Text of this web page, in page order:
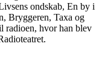
ondskab, En by i
Bryggeren, Taxa og
radioen, hvor han blev